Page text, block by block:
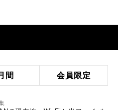
間 会員限定